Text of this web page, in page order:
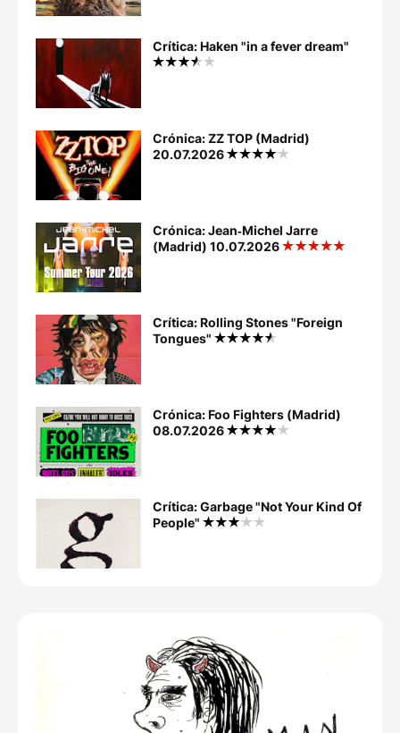
Crítica: Haken "in a fever dream"
Crónica: ZZ TOP (Madrid)
20.07.2026
Crónica: Jean‐Michel Jarre
(Madrid) 10.07.2026
Crítica: Rolling Stones "Foreign
Tongues"
Crónica: Foo Fighters (Madrid)
08.07.2026
Crítica: Garbage "Not Your Kind Of
People"